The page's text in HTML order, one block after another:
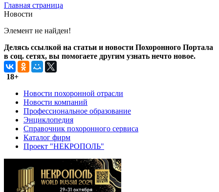
Главная страница
Новости
Элемент не найден!
Делясь ссылкой на статьи и новости Похоронного Портала
в соц. сетях, вы помогаете другим узнать нечто новое.
18+
Новости похоронной отрасли
Новости компаний
Профессиональное образование
Энциклопедия
Справочник похоронного сервиса
Каталог фирм
Проект "НЕКРОПОЛЬ"